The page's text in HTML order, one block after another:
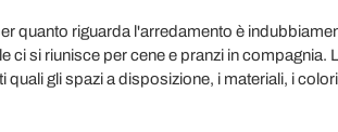
quanto riguarda l'arredamento è
ci si riunisce per cene e pranzi in compagnia.
gli spazi a disposizione, i materiali, i